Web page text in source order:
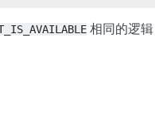
相同的逻